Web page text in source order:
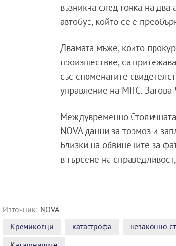
възникна след гонка на
автобус, който се е
Двамата мъже, които
произшествие, са
със споменатите
управление на МПС. Затова
Междувременно
NOVA данни за тормоз и
Близки на обвинените за
в търсене на
Източник: NOVA
Кремиковци
катастрофа незаконно